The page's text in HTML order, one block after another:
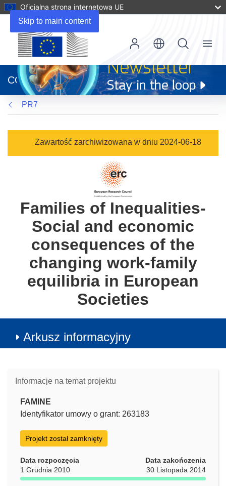
Skip to main content
Oficjalna strona internetowa UE
otworzy
się
w
nowym
oknie)
CORDIS
Menu
PR7
Zawartość zarchiwizowana w dniu 2024-06-18
Families of Inequalities-
Social and economic
consequences of the
changing work-family
equilibria in European
Societies
Arkusz informacyjny
Informacje na temat projektu
FAMINE
Identyfikator umowy o grant: 263183
Projekt został zamknięty
Data rozpoczęcia
1 Grudnia 2010
Data zakończenia
30 Listopada 2014